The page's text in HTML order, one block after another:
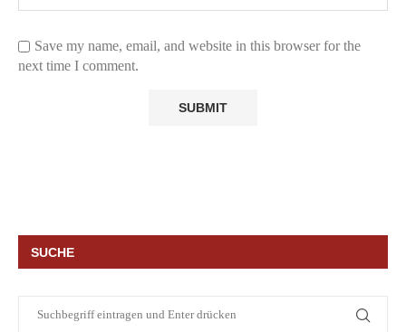
Save my name, email, and website in this browser for the
next time I comment.
SUCHE